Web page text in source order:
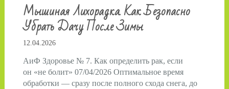
Мышиная Лихорадка. Как Безопасно
Убрать Дачу После Зимы
12.04.2026
АиФ Здоровье № 7. Как определить рак, если
он «не болит» 07/04/2026 Оптимальное время
обработки — сразу после полного схода снега, до